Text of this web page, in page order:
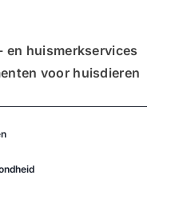
en huismerkservices
voor huisdieren